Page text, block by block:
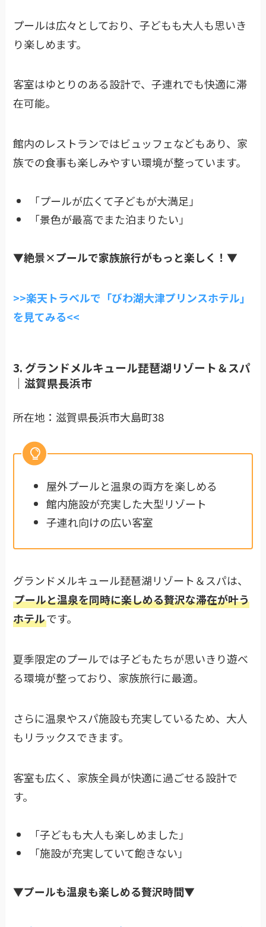
プールは広々としており、子どもも大人も思いき
り楽しめます。
客室はゆとりのある設計で、子連れでも快適に滞
在可能。
館内のレストランではビュッフェなどもあり、家
族での食事も楽しみやすい環境が整っています。
「プールが広くて子どもが大満足」
「景色が最高でまた泊まりたい」
▼絶景×プールで家族旅行がもっと楽しく！▼
>>楽天トラベルで「びわ湖大津プリンスホテル」
を見てみる<<
3. グランドメルキュール琵琶湖リゾート＆スパ
｜滋賀県長浜市
所在地：滋賀県長浜市大島町38
屋外プールと温泉の両方を楽しめる
館内施設が充実した大型リゾート
子連れ向けの広い客室
グランドメルキュール琵琶湖リゾート＆スパは、
プールと温泉を同時に楽しめる贅沢な滞在が叶う
ホテルです。
夏季限定のプールでは子どもたちが思いきり遊べ
る環境が整っており、家族旅行に最適。
さらに温泉やスパ施設も充実しているため、大人
もリラックスできます。
客室も広く、家族全員が快適に過ごせる設計で
す。
「子どもも大人も楽しめました」
「施設が充実していて飽きない」
▼プールも温泉も楽しめる贅沢時間▼